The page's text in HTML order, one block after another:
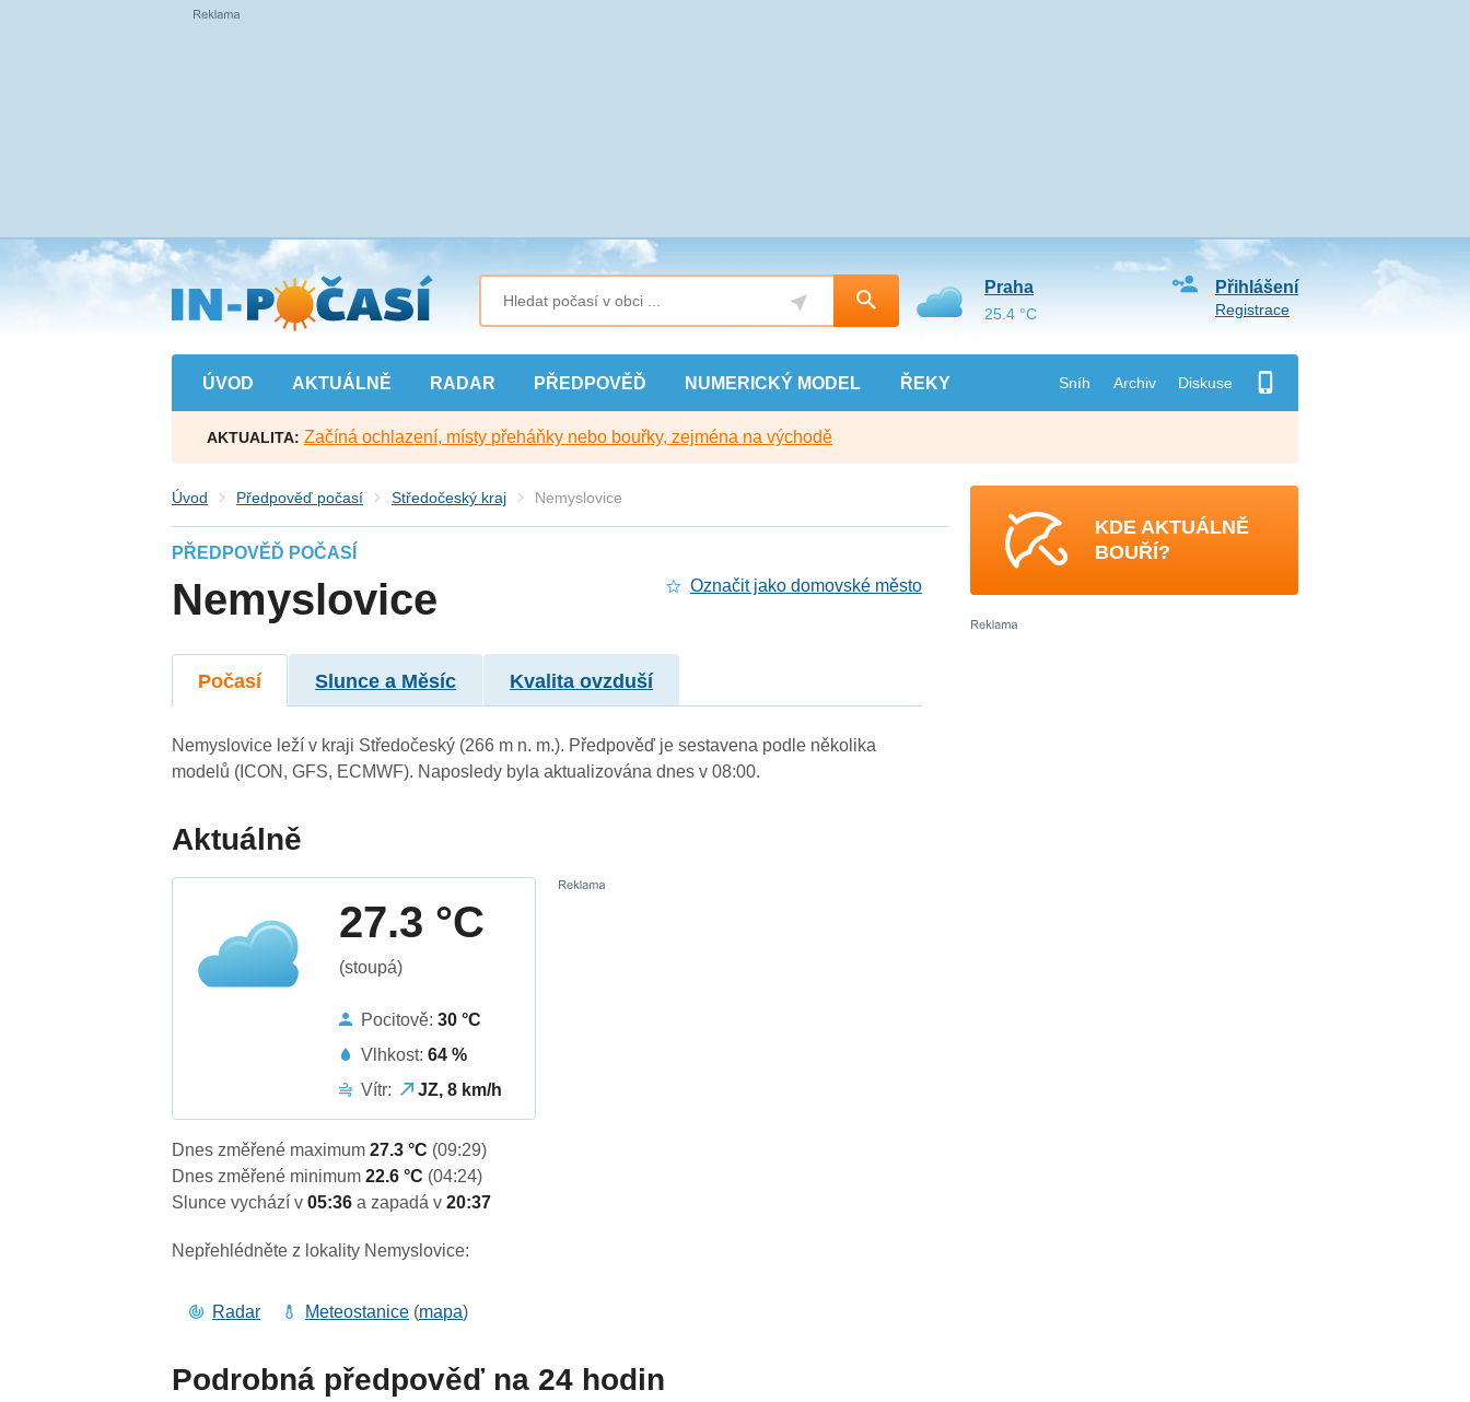
Přejít
na
hlavní
obsah
ÚVOD AKTUÁLNĚ RADAR PŘEDPOVĚĎ NUMERICKÝ MODEL ŘEKY Sníh Archiv Diskuse
Přihlášení
Registrace
Praha
25.4 °C
AKTUALITA: Začíná ochlazení, místy přeháňky nebo bouřky, zejména na východě
Úvod Předpověď počasí Středočeský kraj Nemyslovice
PŘEDPOVĚĎ POČASÍ
Nemyslovice Označit jako domovské město
Počasí Slunce a Měsíc Kvalita ovzduší
Nemyslovice leží v kraji Středočeský (266 m n. m.). Předpověď je sestavena podle několika
modelů (ICON, GFS, ECMWF). Naposledy byla aktualizována dnes v 08:00.
Aktuálně
27.3 °C
(stoupá)
Pocitově:30 °C
Vlhkost:64 %
Vítr:
JZ, 8 km/h
Dnes změřené maximum27.3 °C (09:29)
Dnes změřené minimum22.6 °C (04:24)
Slunce vychází v05:36a zapadá v20:37
Nepřehlédněte z lokality Nemyslovice:
Radar Meteostanice (mapa)
Podrobná předpověď na 24 hodin
KDE AKTUÁLNĚ
BOUŘÍ?